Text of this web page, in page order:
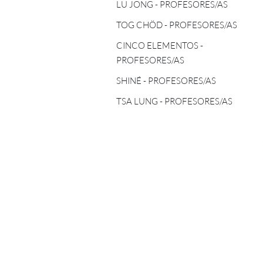
CINCO ELEMENTOS -
PROFESORES/AS
SHINÉ - PROFESORES/AS
LU JONG - PROFESORES/AS
TOG CHÖD - PROFESORES/AS
CINCO ELEMENTOS -
PROFESORES/AS
SHINÉ - PROFESORES/AS
TSA LUNG - PROFESORES/AS